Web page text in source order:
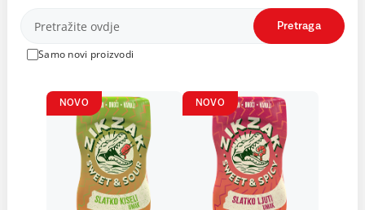
Proizvodi
Samo novi proizvodi
Pretraga
NOVO NOVO